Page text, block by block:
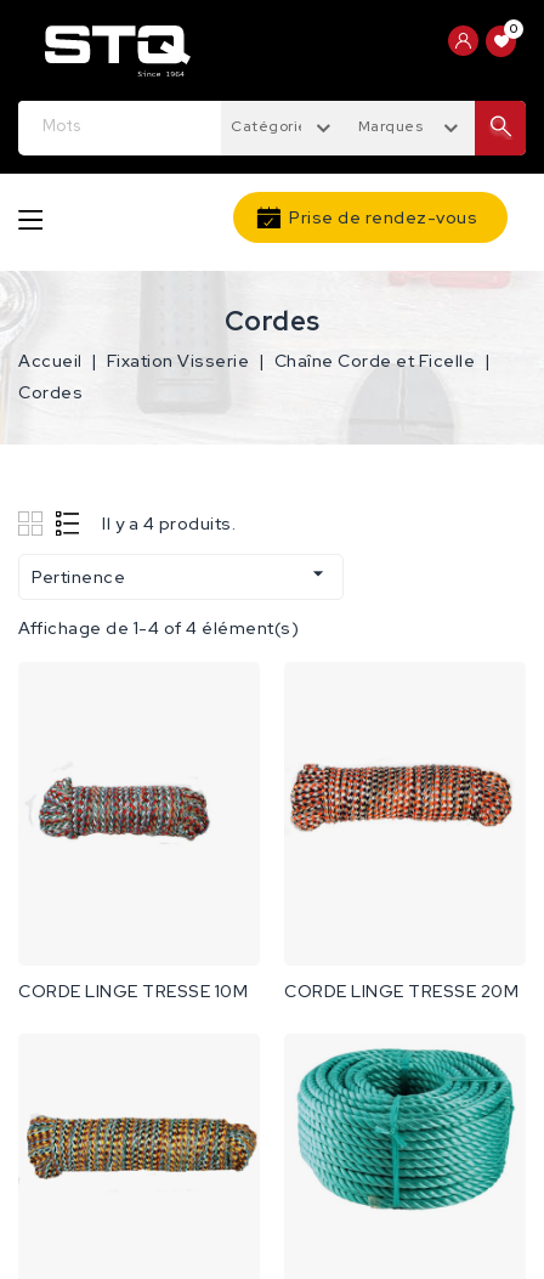
0
Catégories Marques
Prise de rendez-vous
Cordes
Accueil Fixation Visserie
Chaîne Corde et Ficelle
Cordes
Il y a 4 produits.
Pertinence 
Affichage de 1-4 of 4 élément(s)
CORDE LINGE TRESSE 10M CORDE LINGE TRESSE 20M